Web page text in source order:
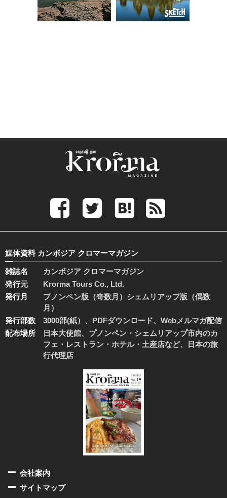
媒体資料 カンボジア クロマーマガジン
雑誌名
カンボジア クロマーマガジン
発行元
Krorma Tours Co., Ltd.
発行月
プノンペン版（奇数月）シェムリアップ版（偶数
月）
発行部数
3000部(紙）、PDFダウンロード、Webメルマガ配信
配布場所
日本大使館、プノンペン・シェムリアップ市内のカ
フェ・レストラン・ホテル・土産店など、日本の旅
行代理店
会社案内
サイトマップ